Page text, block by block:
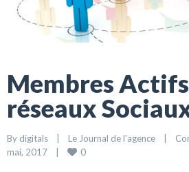
Membres
réseaux
By digitals | Le Journal de l'agence |
mai, 2017
| 0